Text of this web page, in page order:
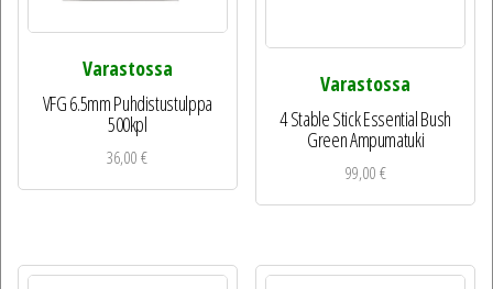
Varastossa
VFG 6.5mm Puhdistustulppa
500kpl
36,00€
Varastossa
4 Stable Stick Essential Bush
Green Ampumatuki
99,00€